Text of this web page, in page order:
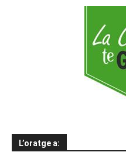
L’oratge a: